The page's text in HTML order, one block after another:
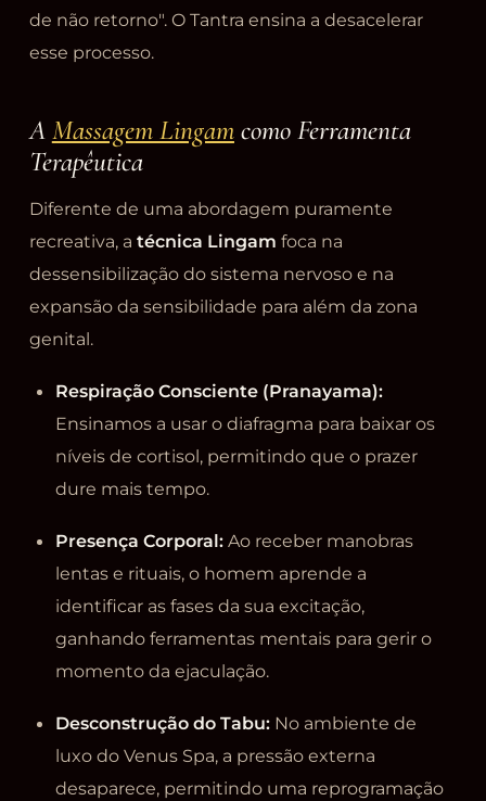
de não retorno". O Tantra ensina a desacelerar
esse processo.
AMassagem Lingamcomo Ferramenta
Terapêutica
Diferente de uma abordagem puramente
recreativa, a técnica Lingam foca na
dessensibilização do sistema nervoso e na
expansão da sensibilidade para além da zona
genital.
Respiração Consciente (Pranayama):
Ensinamos a usar o diafragma para baixar os
níveis de cortisol, permitindo que o prazer
dure mais tempo.
Presença Corporal:Ao receber manobras
lentas e rituais, o homem aprende a
identificar as fases da sua excitação,
ganhando ferramentas mentais para gerir o
momento da ejaculação.
Desconstrução do Tabu:No ambiente de
luxo do Venus Spa, a pressão externa
desaparece, permitindo uma reprogramação